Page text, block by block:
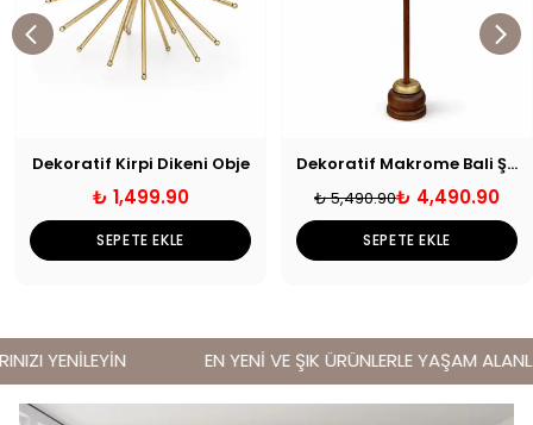
Dekoratif Kirpi Dikeni Obje
₺ 1,499.90
SEPETE EKLE
Dekoratif Makrome Bali Şemsiyesi
₺ 5,490.90₺ 4,490.90
SEPETE EKLE
YENİLEYİN EN YENİ VE ŞIK ÜRÜNLERLE YAŞAM